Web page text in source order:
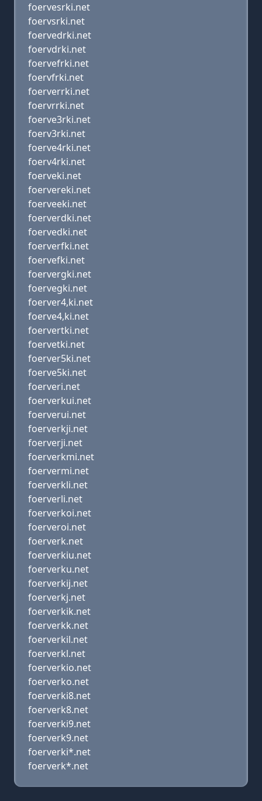
foervesrki.net
foervsrki.net
foervedrki.net
foervdrki.net
foervefrki.net
foervfrki.net
foerverrki.net
foervrrki.net
foerve3rki.net
foerv3rki.net
foerve4rki.net
foerv4rki.net
foerveki.net
foervereki.net
foerveeki.net
foerverdki.net
foervedki.net
foerverfki.net
foervefki.net
foervergki.net
foervegki.net
foerver4,ki.net
foerve4,ki.net
foervertki.net
foervetki.net
foerver5ki.net
foerve5ki.net
foerveri.net
foerverkui.net
foerverui.net
foerverkji.net
foerverji.net
foerverkmi.net
foervermi.net
foerverkli.net
foerverli.net
foerverkoi.net
foerveroi.net
foerverk.net
foerverkiu.net
foerverku.net
foerverkij.net
foerverkj.net
foerverkik.net
foerverkk.net
foerverkil.net
foerverkl.net
foerverkio.net
foerverko.net
foerverki8.net
foerverk8.net
foerverki9.net
foerverk9.net
foerverki*.net
foerverk*.net